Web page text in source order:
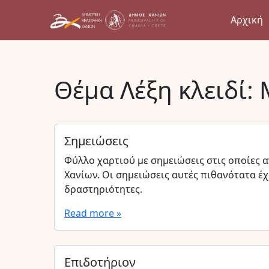
Αρχική
Θέμα Λέξη κλειδί:
Σημειώσεις
Φύλλο χαρτιού με σημειώσεις στις
Χανίων. Οι σημειώσεις αυτές πιθανότατα
δραστηριότητες.
Read more »
Επιδοτήριον